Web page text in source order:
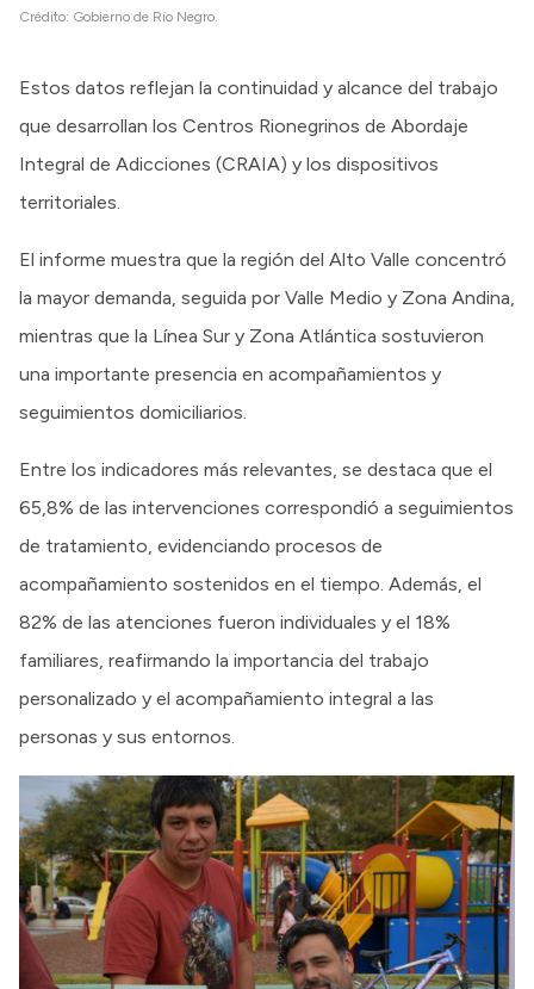
Crédito: Gobierno de Río Negro.
Estos datos reflejan la continuidad y alcance del trabajo
que desarrollan los Centros Rionegrinos de Abordaje
Integral de Adicciones (CRAIA) y los dispositivos
territoriales.
El informe muestra que la región del Alto Valle concentró
la mayor demanda, seguida por Valle Medio y Zona Andina,
mientras que la Línea Sur y Zona Atlántica sostuvieron
una importante presencia en acompañamientos y
seguimientos domiciliarios.
Entre los indicadores más relevantes, se destaca que el
65,8% de las intervenciones correspondió a seguimientos
de tratamiento, evidenciando procesos de
acompañamiento sostenidos en el tiempo. Además, el
82% de las atenciones fueron individuales y el 18%
familiares, reafirmando la importancia del trabajo
personalizado y el acompañamiento integral a las
personas y sus entornos.